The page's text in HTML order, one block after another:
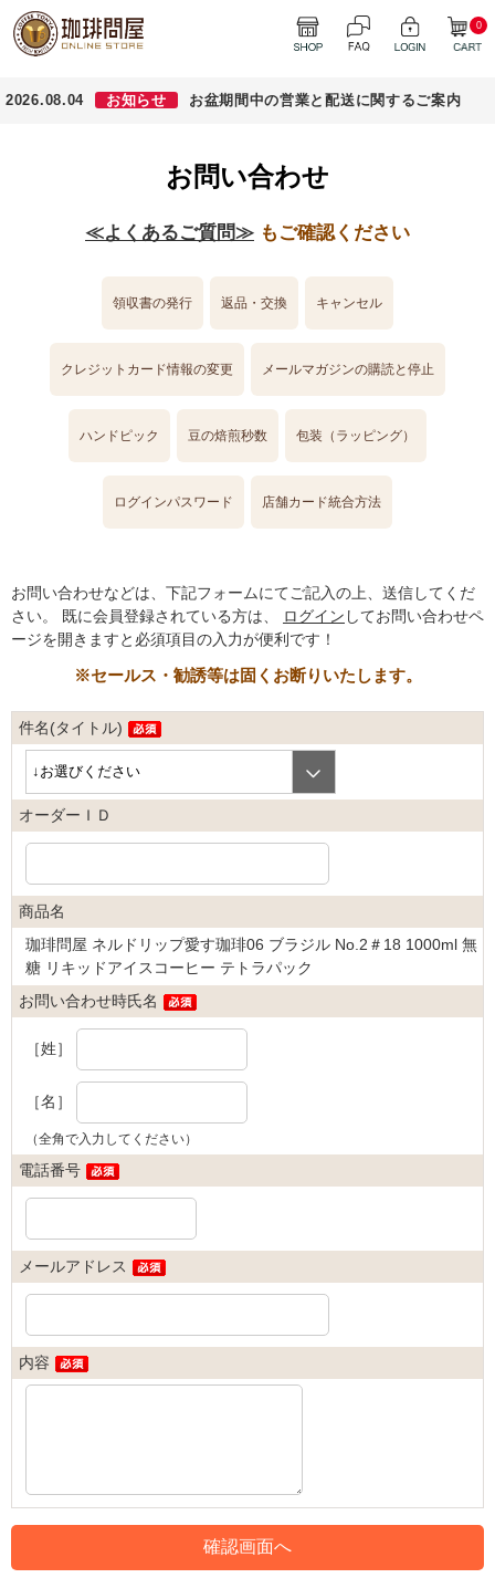
0
2026.08.04 お知らせ お盆期間中の営業と配送に関するご案内
お問い合わせ
≪よくあるご質問≫ もご確認ください
領収書の発行 返品・交換 キャンセル
クレジットカード情報の変更 メールマガジンの購読と停止
ハンドピック 豆の焙煎秒数 包装（ラッピング）
ログインパスワード 店舗カード統合方法
お問い合わせなどは、下記フォームにてご記入の上、送信してくだ
さい。
既に会員登録されている方は、 ログイン してお問い合わせペ
ージを開きますと必須項目の入力が便利です！
※セールス・勧誘等は固くお断りいたします。
件名(タイトル)
オーダーＩＤ
商品名
珈琲問屋 ネルドリップ愛す珈琲06 ブラジル No.2＃18 1000ml 無
糖 リキッドアイスコーヒー テトラパック
お問い合わせ時氏名
［姓］
［名］
（全角で入力してください）
電話番号
メールアドレス
内容